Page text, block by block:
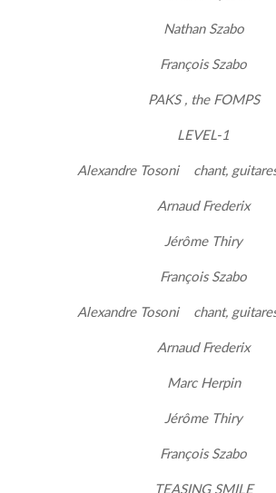
Nathan Szabo
François Szabo
PAKS , the FOMPS
LEVEL-1
Alexandre Tosoni chant,
Arnaud Frederix
Jérôme Thiry
François Szabo
Alexandre Tosoni chant,
Arnaud Frederix
Marc Herpin
Jérôme Thiry
François Szabo
TEASING SMILE